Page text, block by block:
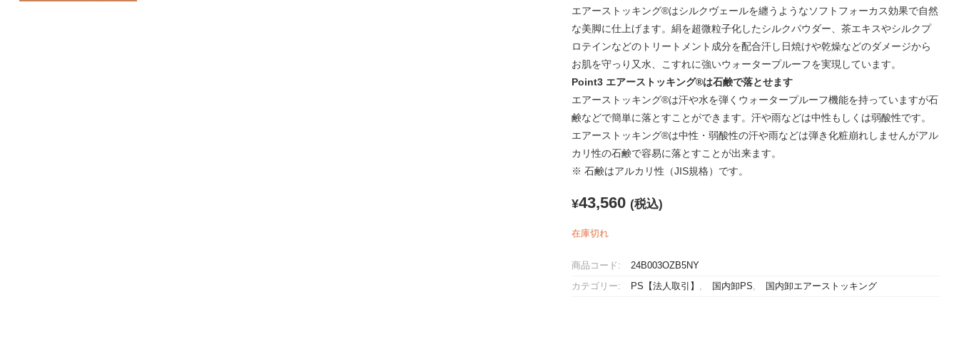
エアーストッキング®はシルクヴェールを纏うようなソフトフォーカス効果で自然
な美脚に仕上げます。絹を超微粒子化したシルクパウダー、茶エキスやシルクプ
ロテインなどのトリートメント成分を配合汗し日焼けや乾燥などのダメージから
お肌を守っり又水、こすれに強いウォータープルーフを実現しています。
Point3 エアーストッキング®は石鹸で落とせます
エアーストッキング®は汗や水を弾くウォータープルーフ機能を持っていますが石
鹸などで簡単に落とすことができます。汗や雨などは中性もしくは弱酸性です。
エアーストッキング®は中性・弱酸性の汗や雨などは弾き化粧崩れしませんがアル
カリ性の石鹸で容易に落とすことが出来ます。
※ 石鹸はアルカリ性（JIS規格）です。
¥43,560 (税込)
在庫切れ
商品コード: 24B003OZB5NY
カテゴリー: PS【法人取引】 国内卸PS 国内卸エアーストッキング